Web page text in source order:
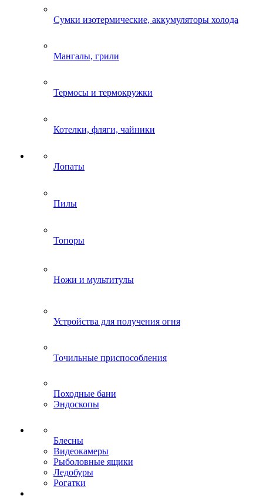
Сумки изотермические, аккумуляторы холода
Мангалы, грили
Термосы и термокружки
Котелки, фляги, чайники
Лопаты
Пилы
Топоры
Ножи и мультитулы
Устройства для получения огня
Точильные приспособления
Походные бани
Эндоскопы
Блесны
Видеокамеры
Рыболовные ящики
Ледобуры
Рогатки